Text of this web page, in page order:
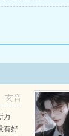
玄音
万
有好